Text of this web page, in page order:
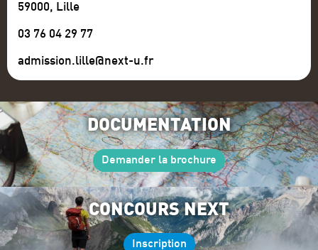
59000, Lille
03 76 04 29 77
admission.lille@next-u.fr
DOCUMENTATION
Demander la brochure
CONCOURS NEXT
Inscription